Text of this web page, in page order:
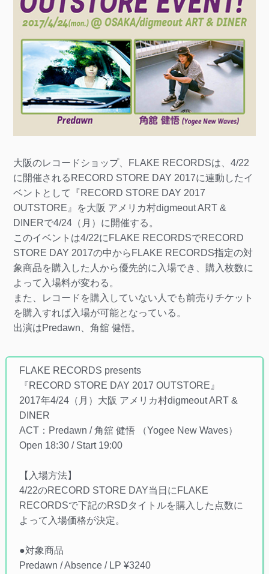
大阪のレコードショップ、FLAKE RECORDSは、4/22
に開催されるRECORD STORE DAY 2017に連動したイ
ベントとして『RECORD STORE DAY 2017
OUTSTORE』を大阪 アメリカ村digmeout ART &
DINERで4/24（月）に開催する。
このイベントは4/22にFLAKE RECORDSでRECORD
STORE DAY 2017の中からFLAKE RECORDS指定の対
象商品を購入した人から優先的に入場でき、購入枚数に
よって入場料が変わる。
また、レコードを購入していない人でも前売りチケット
を購入すれば入場が可能となっている。
出演はPredawn、角舘 健悟。
FLAKE RECORDS presents
『RECORD STORE DAY 2017 OUTSTORE』
2017年4/24（月）大阪 アメリカ村digmeout ART &
DINER
ACT：Predawn / 角舘 健悟 （Yogee New Waves）
Open 18:30 / Start 19:00
【入場方法】
4/22のRECORD STORE DAY当日にFLAKE
RECORDSで下記のRSDタイトルを購入した点数に
よって入場価格が決定。
●対象商品
Predawn / Absence / LP ¥3240